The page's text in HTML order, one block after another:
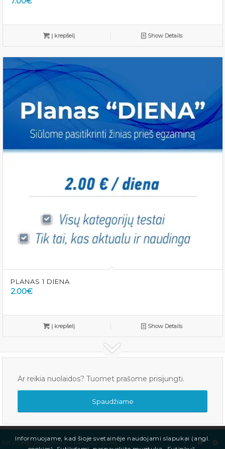
Į krepšelį Show Details
PLANAS 1 DIENA
2.00€
Į krepšelį Show Details
Ar reikia nuolaidos? Tuomet prašome prisijungti.
Spaudžiame
Ket Bilietai Testai.Online™ [ver.2.0][5.7][6.0.8]
Informuojame, kad šioje svetainėje naudojami slapukai (angl.